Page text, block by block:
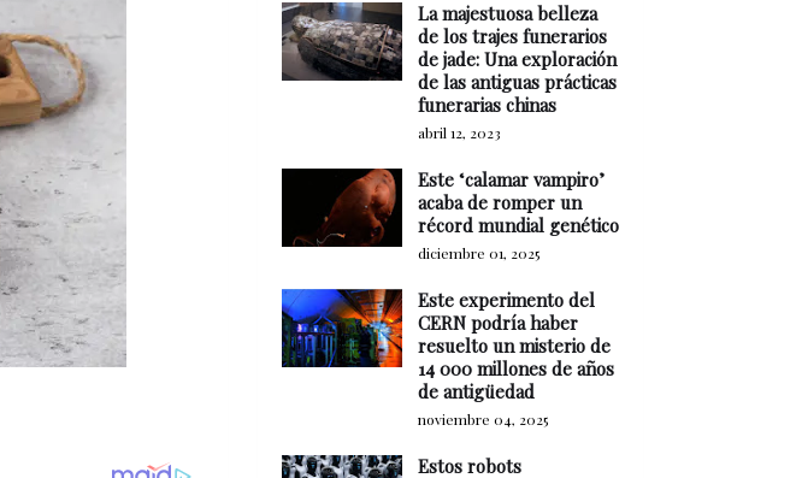
La majestuosa belleza
de los trajes funerarios
de jade: Una exploración
de las antiguas prácticas
funerarias chinas
abril 12, 2023
Este ‘calamar vampiro’
acaba de romper un
récord mundial genético
diciembre 01, 2025
Este experimento del
CERN podría haber
resuelto un misterio de
14 000 millones de años
de antigüedad
noviembre 04, 2025
Estos robots